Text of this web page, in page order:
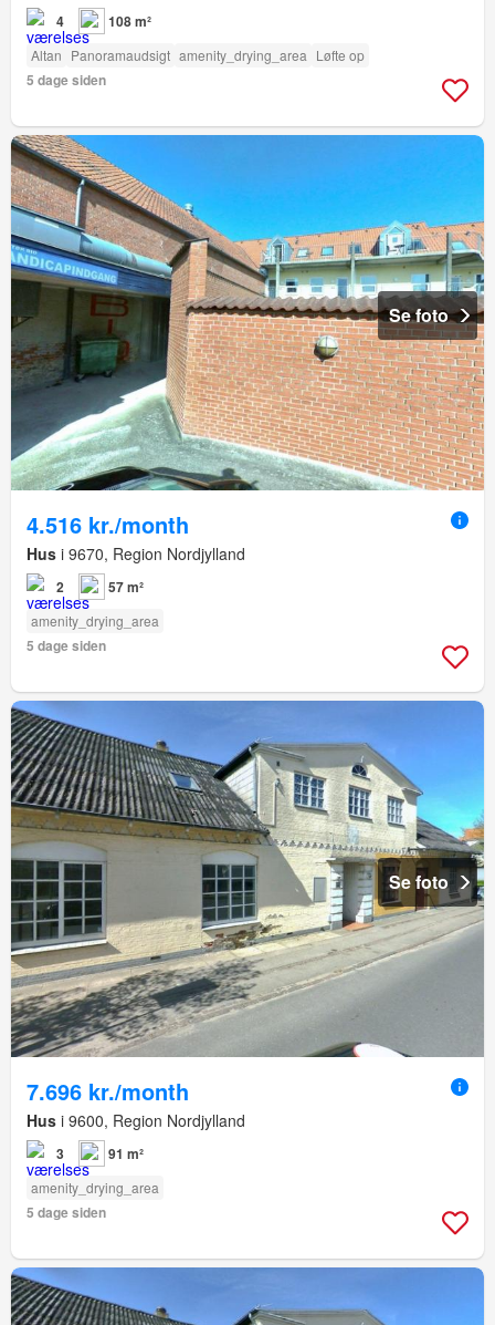
4 108 m²
Altan Panoramaudsigt amenity_drying_area Løfte op
5 dage siden
Se foto
4.516 kr./month
Hus i 9670, Region Nordjylland
2 57 m²
amenity_drying_area
5 dage siden
Se foto
7.696 kr./month
Hus i 9600, Region Nordjylland
3 91 m²
amenity_drying_area
5 dage siden